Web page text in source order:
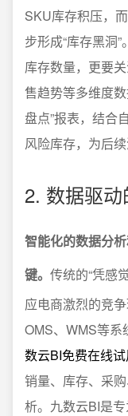
SKU库存积压，
步形成“库存黑洞
库存数量，更要
售趋势等多维度
盘点”报表，结合
风险库存，为后
2. 数据驱
智能化的数据分
键。 传统的“凭感
应电商激烈的竞
OMS、WMS等系
数云BI免费在线
销量、库存、采
析。九数云BI是